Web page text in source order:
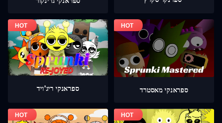
ספראנקי ריג'ויד ספראנקי מאסטרד